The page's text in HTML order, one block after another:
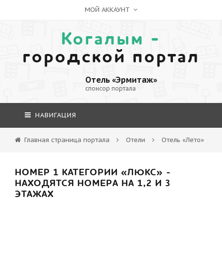
МОЙ АККАУНТ
Когалым -
городской портал
Отель «Эрмитаж»
спонсор портала
НАВИГАЦИЯ
Главная страница портала Отели Отель «Лето»
НОМЕР 1 КАТЕГОРИИ «ЛЮКС» -
НАХОДЯТСЯ НОМЕРА НА 1,2 И 3
ЭТАЖАХ